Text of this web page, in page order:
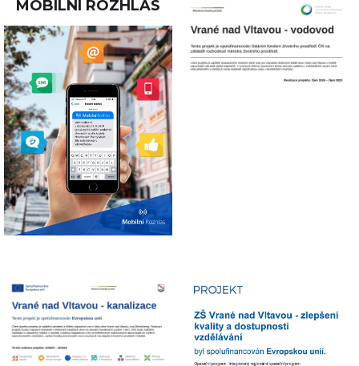
MOBILNÍ ROZHLAS